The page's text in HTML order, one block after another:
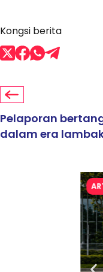
Kongsi berita
Pelaporan
dalam era